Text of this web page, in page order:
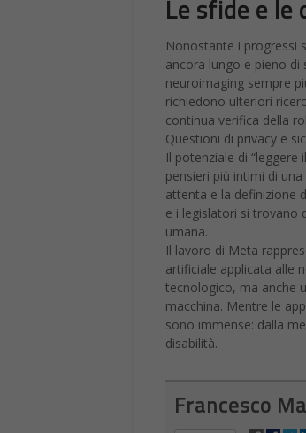
Le sfide e
Nonostante i progressi
ancora lungo e pieno di
neuroimaging sempre
richiedono ulteriori
continua verifica della
Questioni di privacy e
Il potenziale di
pensieri più intimi di
attenta e la definizione
e i legislatori si trovano
umana.
Il lavoro di Meta
artificiale applicata alle
tecnologico, ma anche
macchina. Mentre le
sono immense: dalla
disabilità.
Francesco